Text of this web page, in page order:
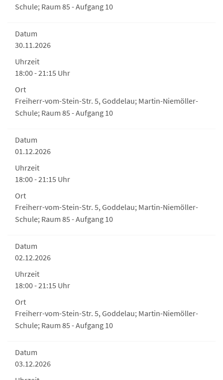
Schule; Raum 85 - Aufgang 10
Datum
30.11.2026
Uhrzeit
18:00 - 21:15 Uhr
Ort
Freiherr-vom-Stein-Str. 5, Goddelau; Martin-Niemöller-
Schule; Raum 85 - Aufgang 10
Datum
01.12.2026
Uhrzeit
18:00 - 21:15 Uhr
Ort
Freiherr-vom-Stein-Str. 5, Goddelau; Martin-Niemöller-
Schule; Raum 85 - Aufgang 10
Datum
02.12.2026
Uhrzeit
18:00 - 21:15 Uhr
Ort
Freiherr-vom-Stein-Str. 5, Goddelau; Martin-Niemöller-
Schule; Raum 85 - Aufgang 10
Datum
03.12.2026